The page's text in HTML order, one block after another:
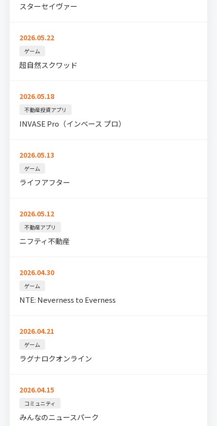
スターセイヴァー
2026.05.22
ゲーム
超自然スクワッド
2026.05.18
不動産投資アプリ
INVASE Pro（インベース プロ）
2026.05.13
ゲーム
ライフアフター
2026.05.12
不動産アプリ
ニフティ不動産
2026.04.30
ゲーム
NTE: Neverness to Everness
2026.04.21
ゲーム
ラグナロクオンライン
2026.04.15
コミュニティ
みんなのニュースパーク